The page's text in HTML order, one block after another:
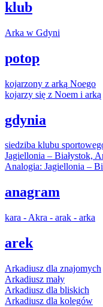
klub
Arka w Gdyni
potop
kojarzony z arką Noego
kojarzy się z Noem i arką
gdynia
siedziba klubu
Jagiellonia – Białystok,
Analogia: Jagiellonia –
anagram
kara - Akra - arak - arka
arek
Arkadiusz dla znajomych
Arkadiusz mały
Arkadiusz dla bliskich
Arkadiusz dla kolegów